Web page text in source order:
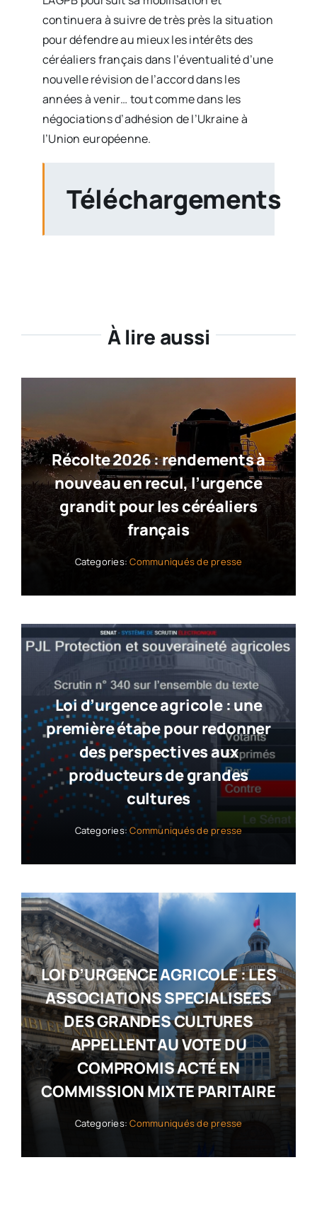
continuera à suivre de très près la situation
pour défendre au mieux les intérêts des
céréaliers français dans l’éventualité d’une
nouvelle révision de l’accord dans les
années à venir… tout comme dans les
négociations d’adhésion de l’Ukraine à
l’Union européenne.
Téléchargements
À lire aussi
Récolte 2026 : rendements à
nouveau en recul, l’urgence
grandit pour les céréaliers
français
Categories:Communiqués de presse
Loi d’urgence agricole : une
première étape pour redonner
des perspectives aux
producteurs de grandes
cultures
Categories:Communiqués de presse
LOI D’URGENCE AGRICOLE : LES
ASSOCIATIONS SPECIALISEES
DES GRANDES CULTURES
APPELLENT AU VOTE DU
COMPROMIS ACTÉ EN
COMMISSION MIXTE PARITAIRE
Categories:Communiqués de presse